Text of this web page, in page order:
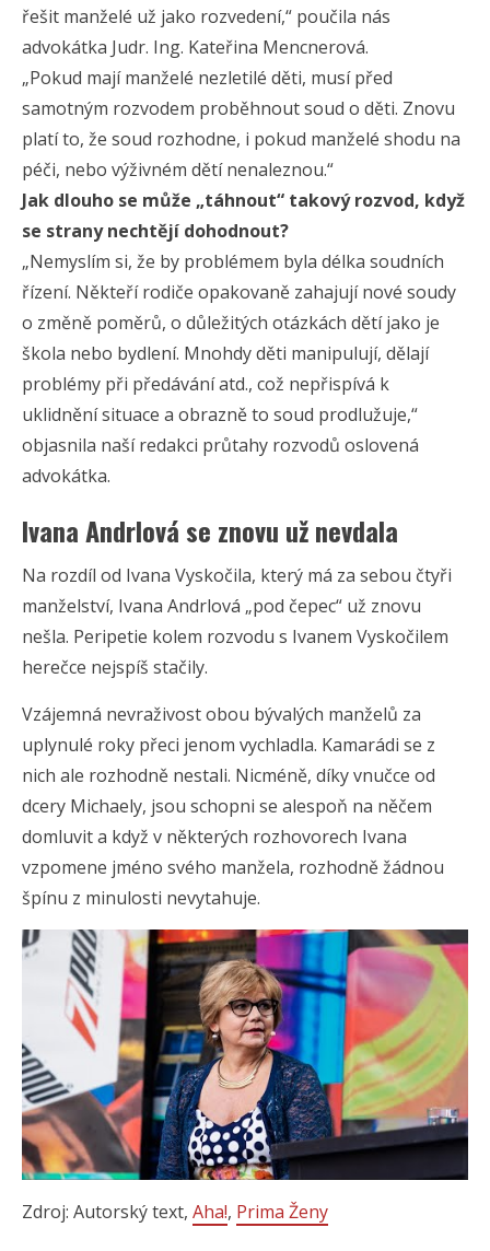
řešit manželé už jako rozvedení,“ poučila nás
advokátka Judr. Ing. Kateřina Mencnerová.
„Pokud mají manželé nezletilé děti, musí před
samotným rozvodem proběhnout soud o děti. Znovu
platí to, že soud rozhodne, i pokud manželé shodu na
péči, nebo výživném dětí nenaleznou.“
Jak dlouho se může „táhnout“ takový rozvod, když
se strany nechtějí dohodnout?
„Nemyslím si, že by problémem byla délka soudních
řízení. Někteří rodiče opakovaně zahajují nové soudy
o změně poměrů, o důležitých otázkách dětí jako je
škola nebo bydlení. Mnohdy děti manipulují, dělají
problémy při předávání atd., což nepřispívá k
uklidnění situace a obrazně to soud prodlužuje,“
objasnila naší redakci průtahy rozvodů oslovená
advokátka.
Ivana Andrlová se znovu už nevdala
Na rozdíl od Ivana Vyskočila, který má za sebou čtyři
manželství, Ivana Andrlová „pod čepec“ už znovu
nešla. Peripetie kolem rozvodu s Ivanem Vyskočilem
herečce nejspíš stačily.
Vzájemná nevraživost obou bývalých manželů za
uplynulé roky přeci jenom vychladla. Kamarádi se z
nich ale rozhodně nestali. Nicméně, díky vnučce od
dcery Michaely, jsou schopni se alespoň na něčem
domluvit a když v některých rozhovorech Ivana
vzpomene jméno svého manžela, rozhodně žádnou
špínu z minulosti nevytahuje.
Zdroj: Autorský text, Aha!, Prima Ženy